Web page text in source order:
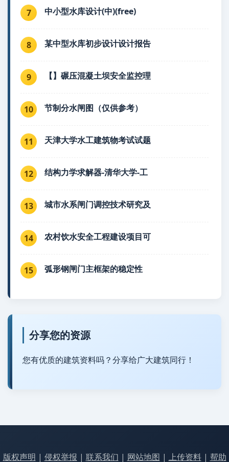
7 中小型水库设计(中)(free)
8 某中型水库初步设计设计报告
9 【】碾压混凝土坝安全监控理
10 节制分水闸图（仅供参考）
11 天津大学水工建筑物考试试题
12 结构力学求解器-清华大学-工
13 城市水系闸门调控技术研究及
14 农村饮水安全工程建设项目可
15 弧形钢闸门主框架的稳定性
分享您的资源
您有优质的建筑资料吗？分享给广大建筑同行！
版权声明 | 侵权举报 | 联系我们 | 网站地图 | 上传资料| 帮助